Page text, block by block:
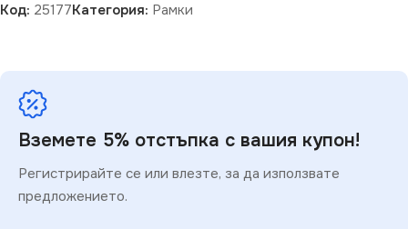
Код: 25177Категория: Рамки
Вземете 5% отстъпка с вашия купон!
Регистрирайте се или влезте, за да използвате
предложението.